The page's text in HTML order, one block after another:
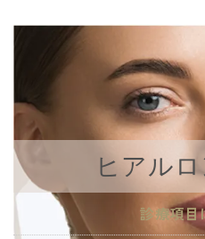
ヒアル
診療項目